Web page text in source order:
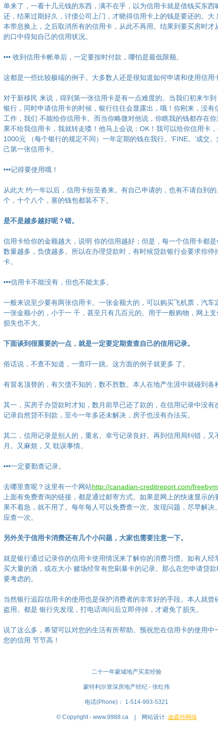
单来了，一看十几元钱的东西，满不在乎，以为信用卡就是借钱买东西
还，结果过期好久，讨债公司上门，才晓得信用卡上的钱是要还的。大
本带息换上，之后取消所有的信用卡，从此不再用。结果到要买房时才
的口中得知自己的信用状况。
••• 收到信用卡帐单后，一定要按时付款，哪怕是最低限额。
这都是一些比较极端的例子。大多数人还是很知道如何申请和使用信用
对于新移民 来说，得到第一张信用卡是有一点难度的。当我们初来乍
银行，同时申请信用卡的时候，银行往往会显露出，哦！你刚来，没有
工作，我们 不能给你信用卡。而当你略微对他说，你瞧我的钱都存在
果不给我信用卡，我就转走喽！他马上会说：OK！我可以给你信用卡
1000元 （每个银行的规定不同）一年定期的钱在我行。‘FINE。’成交
己第一张信用卡。
•••记得要使用哦！
从此大 约一年以后，信用卡纷至沓来。有自己申请的，也有不请自到
个，十个八个，塞的钱包都装不下。
是不是越多越好呢？错。
信用卡给你的金额越大，说明 你的信用越好；但是，每一个信用卡都
数量越多，负债越多。所以在办理贷款时，有时候贷款银行会要求你停
卡。
•••信用卡不能没有，但也不能太多。
一般来说至少要有两张信用卡。一张金额大的，可以购买飞机票，汽车
一张金额小的，小于一 千，甚至只有几百元的。用于一般购物，网上
损失也不大。
下面谈到很重要的一点，就是一定要定期查查自己的信用记录。
俗话说，不查不知道，一查吓一跳。这方面的例子就更多 了。
有冒名顶替的，有欠债不知的，数不胜数。本人在地产生涯中就碰到各
其一，买房子办贷款时才知，数月前早已还了款的，在信用记录中没有
记录自然贷不到款，至今一年多还未解决，房子也没有办法买。
其二，信用记录是别人的，重名。幸亏记录良好。再到信用局纠错，又
月。又麻烦，又 耽误事情。
•••一定要勤查记录。
去哪里查呢？这里有一个网站http://canadian-creditreport.com/
上面有免费查询的链接，都是通过邮寄方式。如果是网上的快速显示的
果不着急，就不用了。每年每人可以免费查一次。发现问题，尽早解决
应查一次。
另外关于信用卡消费还有几个小问题，大家也需要注意一下。
就是银行通过记录你的信用卡使用情况来了解你的消费习惯。如有人经
买大量的酒，或在大小 赌场经常有您刷暴卡的记录。那么在您申请贷
要考虑的。
当然银行追踪信用卡的使用也是保护消费者的非常好的手段。本人就曾
盗用。都是 银行先发现，打电话询问后立即停掉，才避免了损失。
说了这么多，希望可以对您的生活有所帮助。预祝您在信用卡的使用中
您的信用 节节高！
二十一年蒙城地产买卖经验
蒙特利尔资深房地产经纪 - 张红伟
电话(Phone)： 1-514-993-5321
© Copyright - www.9988.ca | 网站设计: 迪森特网络